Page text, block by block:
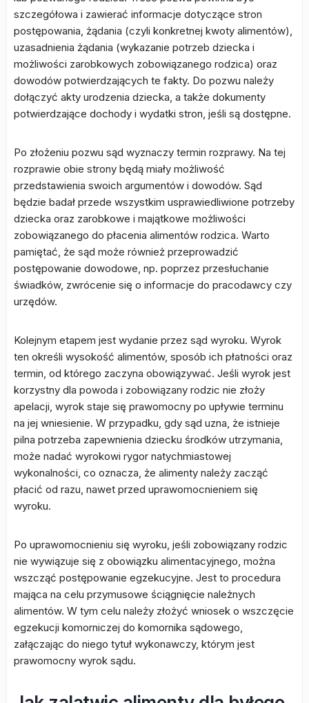
szczegółowa i zawierać informacje dotyczące stron
postępowania, żądania (czyli konkretnej kwoty alimentów),
uzasadnienia żądania (wykazanie potrzeb dziecka i
możliwości zarobkowych zobowiązanego rodzica) oraz
dowodów potwierdzających te fakty. Do pozwu należy
dołączyć akty urodzenia dziecka, a także dokumenty
potwierdzające dochody i wydatki stron, jeśli są dostępne.
Po złożeniu pozwu sąd wyznaczy termin rozprawy. Na tej
rozprawie obie strony będą miały możliwość
przedstawienia swoich argumentów i dowodów. Sąd
będzie badał przede wszystkim usprawiedliwione potrzeby
dziecka oraz zarobkowe i majątkowe możliwości
zobowiązanego do płacenia alimentów rodzica. Warto
pamiętać, że sąd może również przeprowadzić
postępowanie dowodowe, np. poprzez przesłuchanie
świadków, zwrócenie się o informacje do pracodawcy czy
urzędów.
Kolejnym etapem jest wydanie przez sąd wyroku. Wyrok
ten określi wysokość alimentów, sposób ich płatności oraz
termin, od którego zaczyna obowiązywać. Jeśli wyrok jest
korzystny dla powoda i zobowiązany rodzic nie złoży
apelacji, wyrok staje się prawomocny po upływie terminu
na jej wniesienie. W przypadku, gdy sąd uzna, że istnieje
pilna potrzeba zapewnienia dziecku środków utrzymania,
może nadać wyrokowi rygor natychmiastowej
wykonalności, co oznacza, że alimenty należy zacząć
płacić od razu, nawet przed uprawomocnieniem się
wyroku.
Po uprawomocnieniu się wyroku, jeśli zobowiązany rodzic
nie wywiązuje się z obowiązku alimentacyjnego, można
wszcząć postępowanie egzekucyjne. Jest to procedura
mająca na celu przymusowe ściągnięcie należnych
alimentów. W tym celu należy złożyć wniosek o wszczęcie
egzekucji komorniczej do komornika sądowego,
załączając do niego tytuł wykonawczy, którym jest
prawomocny wyrok sądu.